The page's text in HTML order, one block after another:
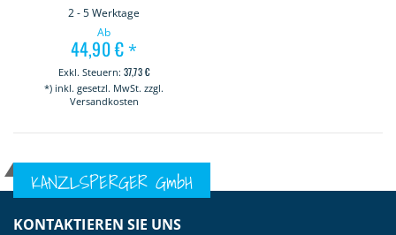
2 - 5 Werktage
Ab
44,90 €*
37,73 €
*) inkl. gesetzl. MwSt. zzgl.
Versandkosten
KANZLSPERGER GmbH
KONTAKTIEREN SIE UNS